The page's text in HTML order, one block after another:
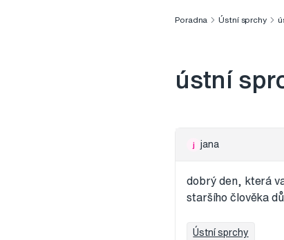
Poradna Ústní sprchy
ústní
j jana
dobrý den, která
staršího člověka
Ústní sprchy